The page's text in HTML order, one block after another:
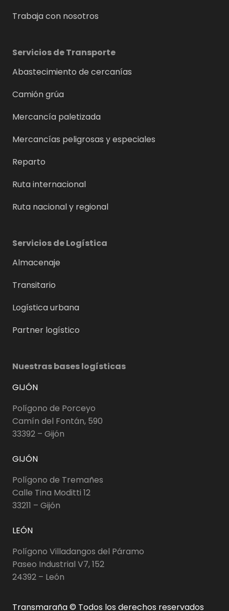
Trabaja con nosotros
Servicios de Transporte
Abastecimiento de cercanías
Camión grúa
Mercancía paletizada
Mercancías peligrosas y especiales
Reparto
Ruta internacional
Ruta nacional y regional
Servicios de Logística
Almacenaje
Transitario
Logística urbana
Partner logístico
Nuestras bases logísticas
GIJÓN
Polígono de Porceyo
Camín del Fontán, 590
33392 – Gijón
GIJÓN
Polígono de Tremañes
Calle Tina Moditti 12
33211 – Gijón
LEÓN
Polígono Villadangos del Páramo
Paseo Industrial V7, 152
24392 – León
Transmaraña © Todos los derechos reservados